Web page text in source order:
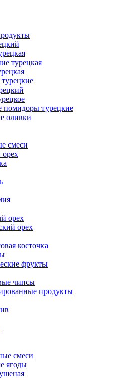
турецкая
помидоры турецкие
оливки
смеси
орех
орех
орех
косточка
фрукты
чипсы
продукты
смеси
ягоды